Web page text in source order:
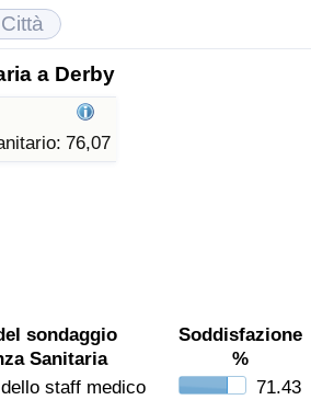
a Derby
76,07
sondaggio
Sanitaria
Soddisfazione
%
staff medico
71.43
Vita (corrente)
Vita
Vita per Nazione
Case (Corrente)
Case
Case per Nazione
Vita
Vita (Corrente)
vita per Paese
(Corrente)